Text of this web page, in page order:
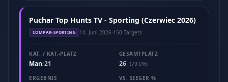
Puchar Top Hunts TV - Sporting (Czerwiec 2026)
COMPAK-SPORTING 14. Juni 2026·150 Targets
KAT. / KAT.-PLATZ
Man/21
GESAMTPLATZ
26 (79.0%)
ERGEBNIS
VS. SIEGER %